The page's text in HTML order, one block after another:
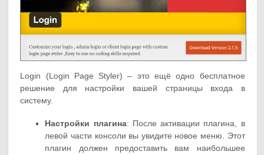
Login (Login Page Styler) – это ещё одно бесплатное
решение для настройки вашей страницы входа в
систему.
Настройки плагина: После активации плагина, в
левой части консоли вы увидите новое меню. Этот
плагин должен предоставить вам наибольшее